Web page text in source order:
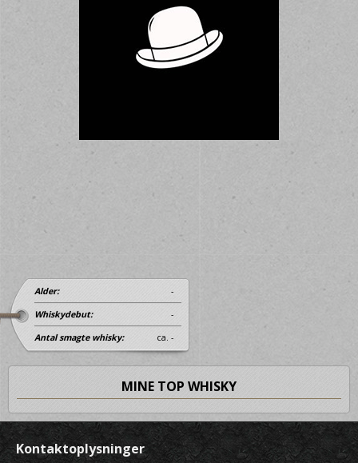
Alder: -
Whiskydebut: -
Antal smagte whisky: ca. -
MINE TOP WHISKY
Kontaktoplysninger